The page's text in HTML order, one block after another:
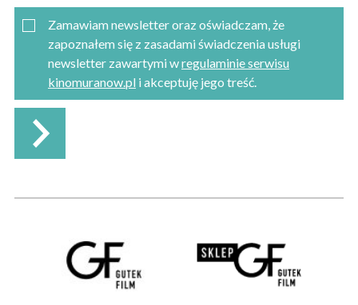
Zamawiam newsletter oraz oświadczam, że
zapoznałem się z zasadami świadczenia usługi
newsletter zawartymi wregulaminie serwisu
kinomuranow.pl i akceptuję jego treść.